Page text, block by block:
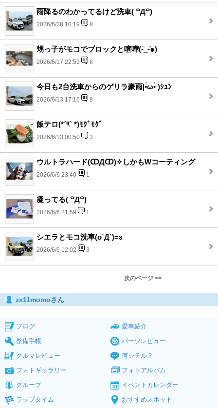
雨降るのわかってるけど洗車( ꒪Д꒪)
2026/6/28 10:19 8
甥っ子がモコでブロックと喧嘩(-᷅_-᷄๑)
2026/6/17 22:59 6
今日も2台洗車からのゲリラ豪雨|•́ω•̀ )ｼｭﾝ
2026/6/13 17:16 8
飯テロ(*´༥` *)ﾓｸﾞﾓｸﾞ
2026/6/13 00:50 3
ウルトラハード(ↀДↀ)✧しかもWコーティング
2026/6/6 23:40 1
凝ってる( ꒪Д꒪)
2026/6/6 21:59 1
シエラとモコ洗車(o´Д`)=з
2026/6/6 12:02 3
次のページ >>
zx11momoさん
ブログ
愛車紹介
整備手帳
パーツレビュー
クルマレビュー
何シテル？
フォトギャラリー
フォトアルバム
グループ
イベントカレンダー
ラップタイム
おすすめスポット